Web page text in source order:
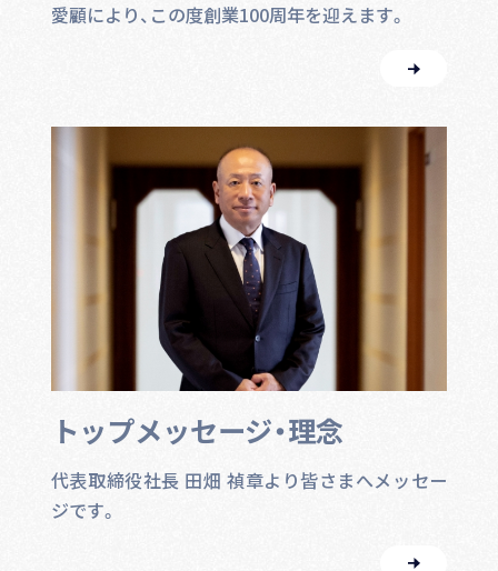
愛顧により、この度創業100周年を迎えます。
トップメッセージ・理念
代表取締役社長 田畑 禎章より皆さまへメッセー
ジです。